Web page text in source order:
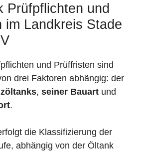
Prüfpflichten und
im Landkreis Stade
und Prüffristen sind
drei Faktoren abhängig: der
, seiner Bauart und
.
die Klassifizierung der
abhängig von der Öltank